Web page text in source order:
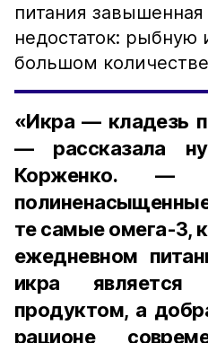
питания
недостаток: рыбную
большом
«Икра — кладезь
— рассказала
Корженко. —
те самые омега-3,
ежедневном
икра является
продуктом, а
рационе